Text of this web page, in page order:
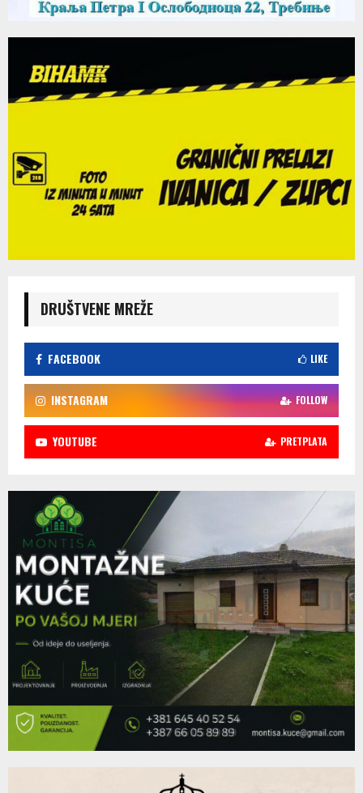
DRUŠTVENE MREŽE
FACEBOOK LIKE
INSTAGRAM FOLLOW
YOUTUBE PRETPLATA